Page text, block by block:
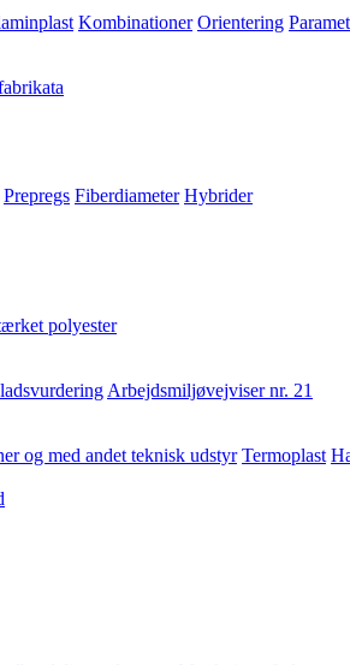
Kombinationer Orientering
Prepregs Fiberdiameter Hybrider
polyester
Arbejdsmiljøvejviser nr. 21
og med andet teknisk udstyr Termoplast